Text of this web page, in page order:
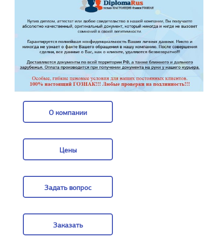
О компании
Цены
Задать вопрос
Заказать